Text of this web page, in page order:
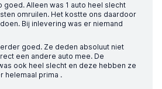
goed. Alleen was 1 auto heel slecht
omruilen. Het kostte ons daardoor
Bij inlevering was er niemand
goed. Ze deden absoluut niet
een andere auto mee. De
ook heel slecht en deze hebben ze
helemaal prima .